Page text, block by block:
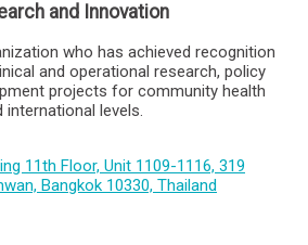
and Innovation
who has achieved recognition
and operational research, policy
projects for community health
international levels.
11th Floor, Unit 1109-1116, 319
Bangkok 10330, Thailand